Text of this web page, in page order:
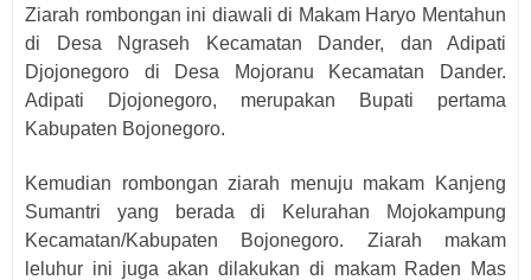
Ziarah rombongan ini diawali di Makam Haryo Mentahun
di Desa Ngraseh Kecamatan Dander, dan Adipati
Djojonegoro di Desa Mojoranu Kecamatan Dander.
Adipati Djojonegoro, merupakan Bupati pertama
Kabupaten Bojonegoro.
Kemudian rombongan ziarah menuju makam Kanjeng
Sumantri yang berada di Kelurahan Mojokampung
Kecamatan/Kabupaten Bojonegoro. Ziarah makam
leluhur ini juga akan dilakukan di makam Raden Mas